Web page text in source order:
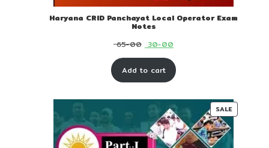
Haryana CRID Panchayat Local Operator Exam
Notes
65-00 Original
price
was:
00.
30-00Current
price
is:
00.
Add to cart
SALE
SALE